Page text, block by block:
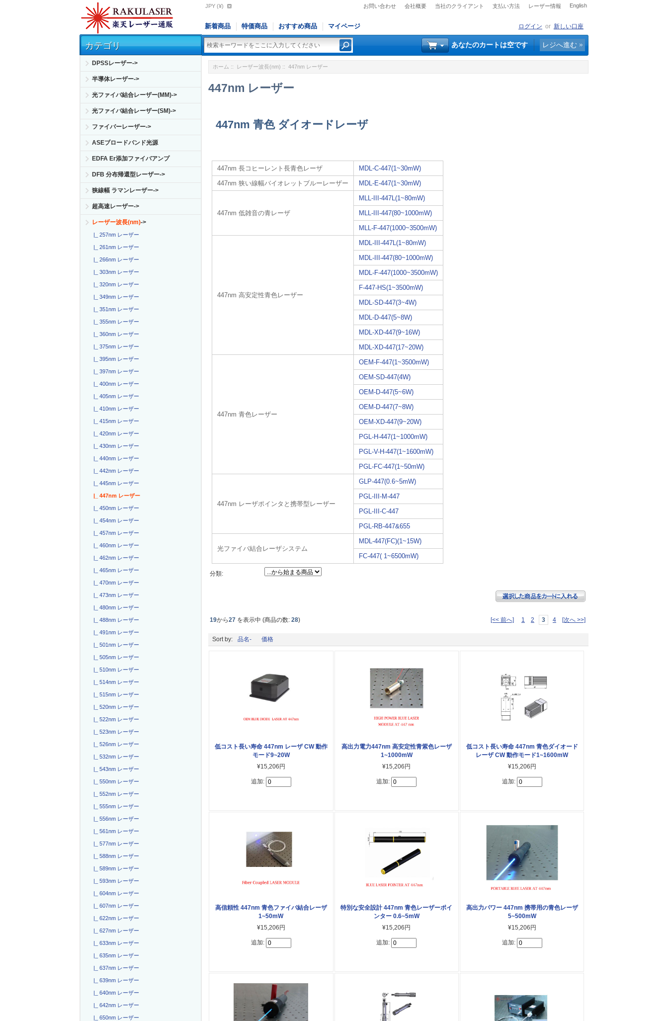
お問い合わせ 会社概要 当社のクライアント 支払い方法 レーザー情報 English
JPY (¥)
新着商品 特価商品 おすすめ商品 マイページ ログイン or 新しい口座
あなたのカートは空です レジへ進む
カテゴリ
DPSSレーザー->
半導体レーザー->
光ファイバ結合レーザー(MM)->
光ファイバ結合レーザー(SM)->
ファイバーレーザー->
ASEブロードバンド光源
EDFA Er添加ファイバアンプ
DFB 分布帰還型レーザー->
狭線幅 ラマンレーザー->
超高速レーザー->
レーザー波長(nm)->
|_ 257nm レーザー
|_ 261nm レーザー
|_ 266nm レーザー
|_ 303nm レーザー
|_ 320nm レーザー
|_ 349nm レーザー
|_ 351nm レーザー
|_ 355nm レーザー
|_ 360nm レーザー
|_ 375nm レーザー
|_ 395nm レーザー
|_ 397nm レーザー
|_ 400nm レーザー
|_ 405nm レーザー
|_ 410nm レーザー
|_ 415nm レーザー
|_ 420nm レーザー
|_ 430nm レーザー
|_ 440nm レーザー
|_ 442nm レーザー
|_ 445nm レーザー
|_ 447nm レーザー
|_ 450nm レーザー
|_ 454nm レーザー
|_ 457nm レーザー
|_ 460nm レーザー
|_ 462nm レーザー
|_ 465nm レーザー
|_ 470nm レーザー
|_ 473nm レーザー
|_ 480nm レーザー
|_ 488nm レーザー
|_ 491nm レーザー
|_ 501nm レーザー
|_ 505nm レーザー
|_ 510nm レーザー
|_ 514nm レーザー
|_ 515nm レーザー
|_ 520nm レーザー
|_ 522nm レーザー
|_ 523nm レーザー
|_ 526nm レーザー
|_ 532nm レーザー
|_ 543nm レーザー
|_ 550nm レーザー
|_ 552nm レーザー
|_ 555nm レーザー
|_ 556nm レーザー
|_ 561nm レーザー
|_ 577nm レーザー
|_ 588nm レーザー
|_ 589nm レーザー
|_ 593nm レーザー
|_ 604nm レーザー
|_ 607nm レーザー
|_ 622nm レーザー
|_ 627nm レーザー
|_ 633nm レーザー
|_ 635nm レーザー
|_ 637nm レーザー
|_ 639nm レーザー
|_ 640nm レーザー
|_ 642nm レーザー
|_ 650nm レーザー
ホーム :: レーザー波長(nm) :: 447nm レーザー
447nm レーザー
447nm 青色 ダイオードレーザ
447nm 長コヒーレント長青色レーザ
MDL-C-447(1~30mW)
447nm 狭い線幅バイオレットブルーレーザー
MDL-E-447(1~30mW)
447nm 低雑音の青レーザ
MLL-III-447L(1~80mW)
MLL-III-447(80~1000mW)
MLL-F-447(1000~3500mW)
447nm 高安定性青色レーザー
MDL-III-447L(1~80mW)
MDL-III-447(80~1000mW)
MDL-F-447(1000~3500mW)
F-447-HS(1~3500mW)
MDL-SD-447(3~4W)
MDL-D-447(5~8W)
MDL-XD-447(9~16W)
MDL-XD-447(17~20W)
447nm 青色レーザー
OEM-F-447(1~3500mW)
OEM-SD-447(4W)
OEM-D-447(5~6W)
OEM-D-447(7~8W)
OEM-XD-447(9~20W)
PGL-H-447(1~1000mW)
PGL-V-H-447(1~1600mW)
PGL-FC-447(1~50mW)
447nm レーザポインタと携帯型レーザー
GLP-447(0.6~5mW)
PGL-III-M-447
PGL-III-C-447
PGL-RB-447&655
光ファイバ結合レーザシステム
MDL-447(FC)(1~15W)
FC-447( 1~6500mW)
分類:
19から27 を表示中 (商品の数:28) [<< 前へ] 1 2 3 4 [次へ >>]
Sort by: 品名- 価格
低コスト長い寿命 447nm レーザ CW 動作
モード9~20W
¥15,206円
追加:
高出力電力447nm 高安定性青紫色レーザ
1~1000mW
¥15,206円
追加:
低コスト長い寿命 447nm 青色ダイオード
レーザ CW 動作モード1~1600mW
¥15,206円
追加:
高信頼性 447nm 青色ファイバ結合レーザ
1~50mW
¥15,206円
追加:
特別な安全設計 447nm 青色レーザーポイ
ンター 0.6~5mW
¥15,206円
追加:
高出力パワー 447nm 携帯用の青色レーザ
5~500mW
¥15,206円
追加: